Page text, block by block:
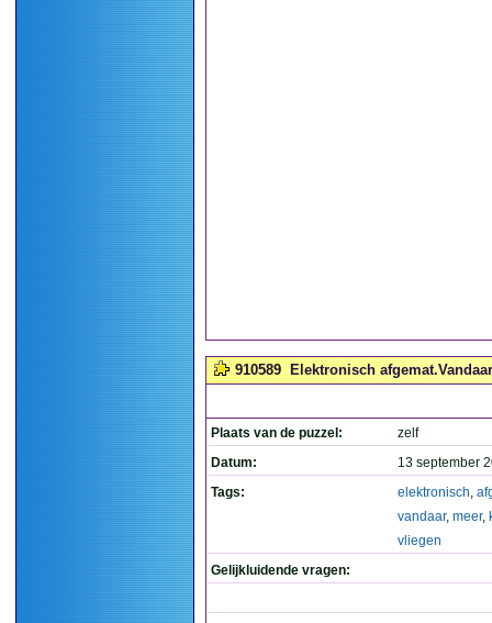
910589 Elektronisch
Plaats van de puzzel:
zelf
Datum:
13 september
Tags:
elektronisch,
vandaar, meer,
vliegen
Gelijkluidende vragen: